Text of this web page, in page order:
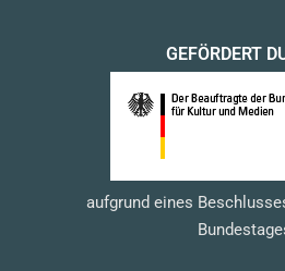
GEFÖRDERT
aufgrund eines